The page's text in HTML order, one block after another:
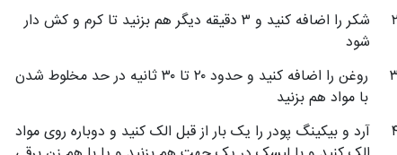
۲
شکر را اضافه کنید و ۳ دقیقه دیگر هم بزنید تا کرم و کش دار
شود
۳
روغن را اضافه کنید و حدود ۲۰ تا ۳۰ ثانیه در حد مخلوط شدن
با مواد هم بزنید
آرد و بیکینگ پودر را یک بار از قبل الک کنید و دوباره روی مواد